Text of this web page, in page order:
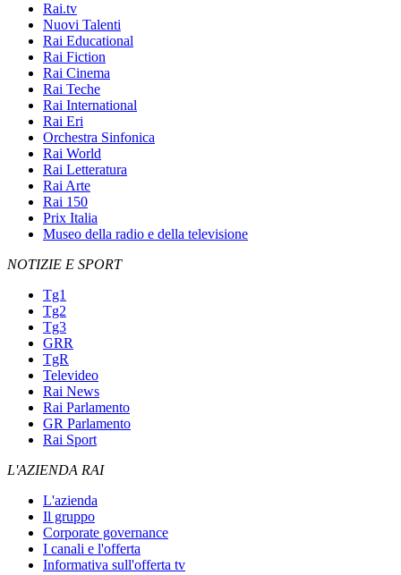
Rai.tv
Nuovi Talenti
Rai Educational
Rai Fiction
Rai Cinema
Rai Teche
Rai International
Rai Eri
Orchestra Sinfonica
Rai World
Rai Letteratura
Rai Arte
Rai 150
Prix Italia
Museo della radio e della televisione
NOTIZIE E SPORT
Tg1
Tg2
Tg3
GRR
TgR
Televideo
Rai News
Rai Parlamento
GR Parlamento
Rai Sport
L'AZIENDA RAI
L'azienda
Il gruppo
Corporate governance
I canali e l'offerta
Informativa sull'offerta tv